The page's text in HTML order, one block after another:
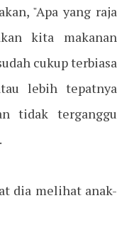
"Apa yang raja
kita makanan
cukup terbiasa
lebih tepatnya
tidak terganggu
dia melihat anak-